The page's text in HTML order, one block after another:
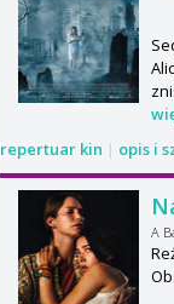
repertuar kin | opis i
A